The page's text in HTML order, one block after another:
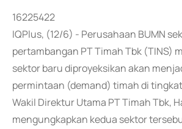
16225422
IQPlus, (12/6) - Perusahaan BUMN
pertambangan PT Timah Tbk (TINS)
sektor baru diproyeksikan akan
permintaan (demand) timah di
Wakil Direktur Utama PT Timah Tbk,
mengungkapkan kedua sektor